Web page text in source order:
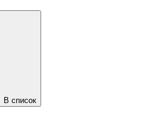
В список